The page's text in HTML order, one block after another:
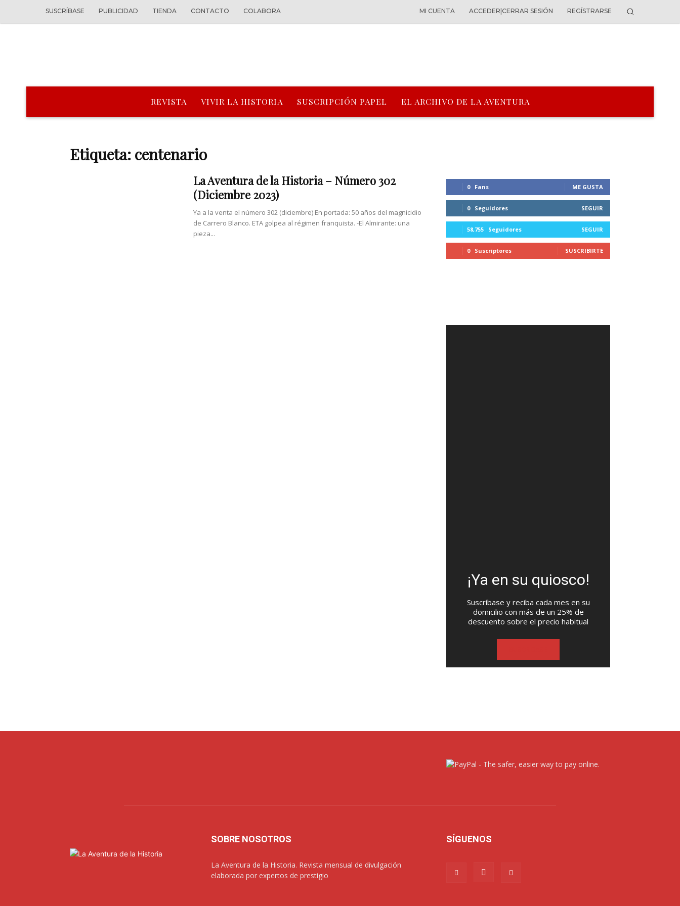
SUSCRÍBASE PUBLICIDAD TIENDA CONTACTO COLABORA MI CUENTA ACCEDER|CERRAR SESIÓN REGÍSTRARSE
REVISTA VIVIR LA HISTORIA SUSCRIPCIÓN PAPEL EL ARCHIVO DE LA AVENTURA
Etiqueta: centenario
La Aventura de la Historia – Número 302
(Diciembre 2023)
Ya a la venta el número 302 (diciembre) En portada: 50 años del magnicidio
de Carrero Blanco. ETA golpea al régimen franquista. -El Almirante: una
pieza...
0 Fans ME GUSTA
0 Seguidores SEGUIR
58,755 Seguidores SEGUIR
0 Suscriptores SUSCRIBIRTE
¡Ya en su quiosco!
Suscríbase y reciba cada mes en su
domicilio con más de un 25% de
descuento sobre el precio habitual
SOBRE NOSOTROS
La Aventura de la Historia. Revista mensual de divulgación
elaborada por expertos de prestigio
SÍGUENOS